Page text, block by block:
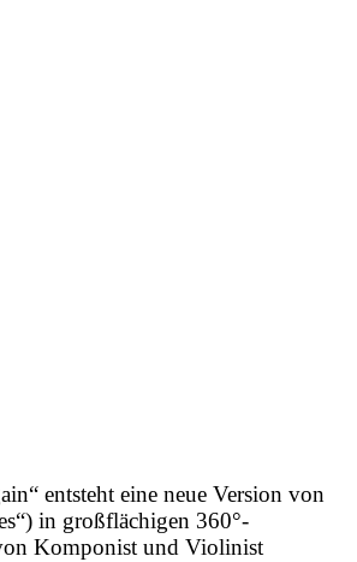
entsteht eine neue Version von
in großflächigen 360°-
Komponist und Violinist